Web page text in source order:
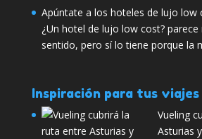
Apúntate a los hoteles de lujo low
¿Un hotel de lujo low cost?
sentido, pero sí lo tiene porque la
Inspiración para tus viajes
Vueling
Asturias